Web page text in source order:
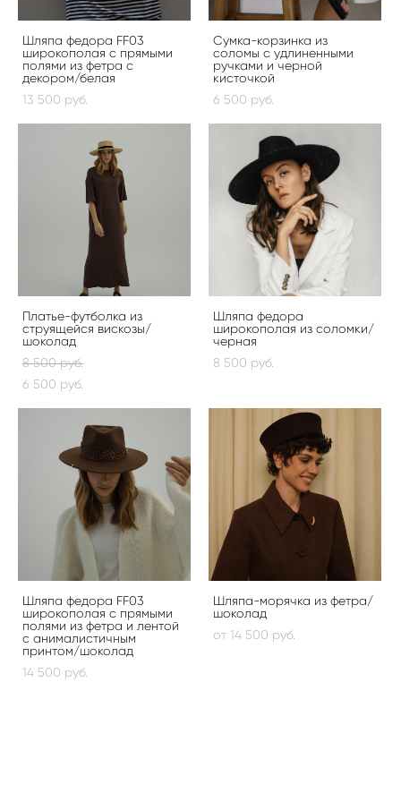
Шляпа федора FF03
широкополая с прямыми
полями из фетра с
декором/белая
13 500 pуб.
Сумка-корзинка из
соломы с удлиненными
ручками и черной
кисточкой
6 500 pуб.
Платье-футболка из
струящейся вискозы/
шоколад
8 500 pуб.
6 500 pуб.
Шляпа федора
широкополая из соломки/
черная
8 500 pуб.
Шляпа федора FF03
широкополая с прямыми
полями из фетра и лентой
с анималистичным
принтом/шоколад
14 500 pуб.
Шляпа-морячка из фетра/
шоколад
от 14 500 pуб.